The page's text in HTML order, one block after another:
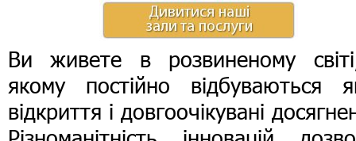
Ви живете в розвиненому
якому постійно відбуваються
відкриття і довгоочікувані